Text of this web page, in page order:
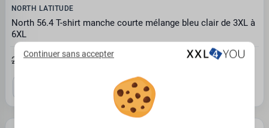
NORTH LATITUDE
North 56.4 T-shirt manche courte mélange bleu clair de 3XL à
6XL
26.95 € 17.52€
6XL
Continuer sans accepter